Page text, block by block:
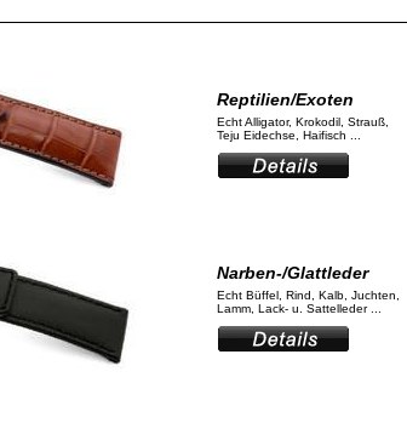
Reptilien/Exoten
Echt Alligator, Krokodil, Strauß,
Teju Eidechse, Haifisch ...
Narben-/Glattleder
Echt Büffel, Rind, Kalb, Juchten,
Lamm, Lack- u. Sattelleder ...